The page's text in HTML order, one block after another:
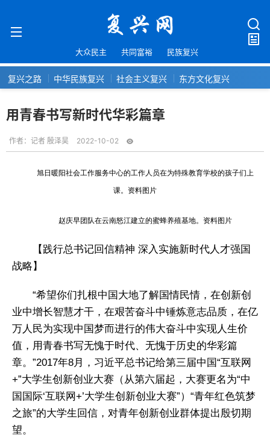
大众民主 共同富裕 民族复兴
复兴之路 中华民族复兴 社会主义复兴 东方文化复兴
用青春书写新时代华彩篇章
作者： 记者 殷泽昊 2022-10-02
旭日暖阳社会工作服务中心的工作人员在为特殊教育学校的孩子们上
课。资料图片
赵庆早团队在云南怒江建立的蜜蜂养殖基地。资料图片
【践行总书记回信精神 深入实施新时代人才强国
战略】
“希望你们扎根中国大地了解国情民情，在创新创
业中增长智慧才干，在艰苦奋斗中锤炼意志品质，在亿
万人民为实现中国梦而进行的伟大奋斗中实现人生价
值，用青春书写无愧于时代、无愧于历史的华彩篇
章。”2017年8月，习近平总书记给第三届中国“互联网
+”大学生创新创业大赛（从第六届起，大赛更名为“中
国国际‘互联网+’大学生创新创业大赛”）“青年红色筑梦
之旅”的大学生回信，对青年创新创业群体提出殷切期
望。